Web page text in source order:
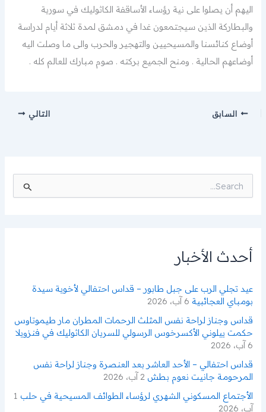
اليهم أن يصلوا على نية رؤساء الأساقفة الكاثوليك في سورية
والبطاركة الذين سيجتمعون غدا في دمشق لمدة ثلاثة أيام لدراسة
أوضاع كنائسنا والمسيحيين والتهجير والحرب والى ما وصلت اليه
أوضاعهم الحالية . ومنح الجميع بركته . صوم مبارك للعالم كله .
السابق التالي
ن
أحدث الأخبار
عيد تجلي الرب على جبل طابور – قداس احتفالي لأخوية سيدة
بومباي العجائبية 6 آب، 2026
قداس وجناز لراحة نفس المثلث الرحمات المطران مار طيموتاوس
حكمت ييلوني الأكسرخوس الرسولي للسريان الكاثوليك في فنزويلا
6 آب، 2026
قداس احتفالي – الأحد العاشر بعد العنصرة وجناز لراحة نفس
المرحومة جانيت نعوم بطش 2 آب، 2026
الأجتماع المسكوني الشهري لرؤساء الطوائف المسيحية في حلب 1
آب، 2026